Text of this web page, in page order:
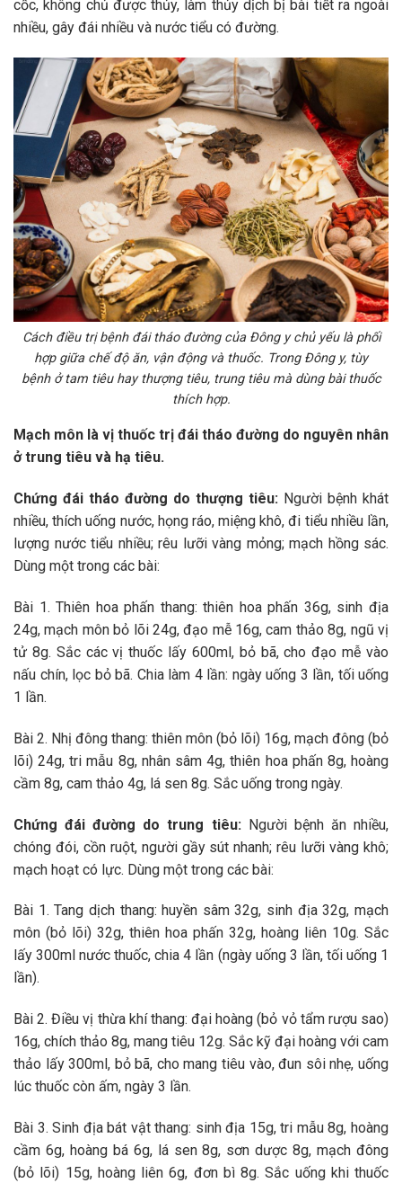
cốc, không chủ được thủy, làm thủy dịch bị bài tiết ra ngoài
nhiều, gây đái nhiều và nước tiểu có đường.
Cách điều trị bệnh đái tháo đường của Đông y chủ yếu là phối
hợp giữa chế độ ăn, vận động và thuốc. Trong Đông y, tùy
bệnh ở tam tiêu hay thượng tiêu, trung tiêu mà dùng bài thuốc
thích hợp.
Mạch môn là vị thuốc trị đái tháo đường do nguyên nhân
ở trung tiêu và hạ tiêu.
Chứng đái tháo đường do thượng tiêu: Người bệnh khát
nhiều, thích uống nước, họng ráo, miệng khô, đi tiểu nhiều lần,
lượng nước tiểu nhiều; rêu lưỡi vàng mỏng; mạch hồng sác.
Dùng một trong các bài:
Bài 1. Thiên hoa phấn thang: thiên hoa phấn 36g, sinh địa
24g, mạch môn bỏ lõi 24g, đạo mễ 16g, cam thảo 8g, ngũ vị
tử 8g. Sắc các vị thuốc lấy 600ml, bỏ bã, cho đạo mễ vào
nấu chín, lọc bỏ bã. Chia làm 4 lần: ngày uống 3 lần, tối uống
1 lần.
Bài 2. Nhị đông thang: thiên môn (bỏ lõi) 16g, mạch đông (bỏ
lõi) 24g, tri mẫu 8g, nhân sâm 4g, thiên hoa phấn 8g, hoàng
cầm 8g, cam thảo 4g, lá sen 8g. Sắc uống trong ngày.
Chứng đái đường do trung tiêu: Người bệnh ăn nhiều,
chóng đói, cồn ruột, người gầy sút nhanh; rêu lưỡi vàng khô;
mạch hoạt có lực. Dùng một trong các bài:
Bài 1. Tang dịch thang: huyền sâm 32g, sinh địa 32g, mạch
môn (bỏ lõi) 32g, thiên hoa phấn 32g, hoàng liên 10g. Sắc
lấy 300ml nước thuốc, chia 4 lần (ngày uống 3 lần, tối uống 1
lần).
Bài 2. Điều vị thừa khí thang: đại hoàng (bỏ vỏ tẩm rượu sao)
16g, chích thảo 8g, mang tiêu 12g. Sắc kỹ đại hoàng với cam
thảo lấy 300ml, bỏ bã, cho mang tiêu vào, đun sôi nhẹ, uống
lúc thuốc còn ấm, ngày 3 lần.
Bài 3. Sinh địa bát vật thang: sinh địa 15g, tri mẫu 8g, hoàng
cầm 6g, hoàng bá 6g, lá sen 8g, sơn dược 8g, mạch đông
(bỏ lõi) 15g, hoàng liên 6g, đơn bì 8g. Sắc uống khi thuốc